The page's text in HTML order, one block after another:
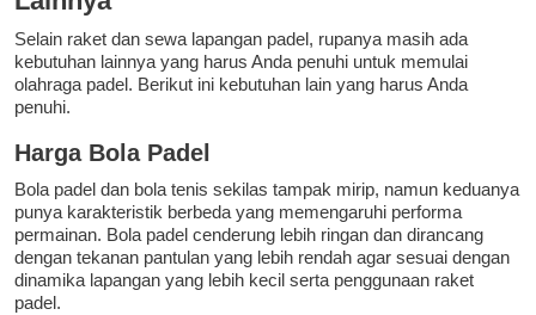
Selain raket dan sewa lapangan padel, rupanya masih ada
kebutuhan lainnya yang harus Anda penuhi untuk memulai
olahraga padel. Berikut ini kebutuhan lain yang harus Anda
penuhi.
Harga Bola Padel
Bola padel dan bola tenis sekilas tampak mirip, namun keduanya
punya karakteristik berbeda yang memengaruhi performa
permainan. Bola padel cenderung lebih ringan dan dirancang
dengan tekanan pantulan yang lebih rendah agar sesuai dengan
dinamika lapangan yang lebih kecil serta penggunaan raket
padel.